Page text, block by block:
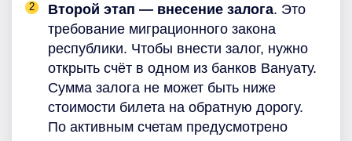
Второй этап — внесение залога. Это
требование миграционного закона
республики. Чтобы внести залог, нужно
открыть счёт в одном из банков Вануату.
Сумма залога не может быть ниже
стоимости билета на обратную дорогу.
По активным счетам предусмотрено